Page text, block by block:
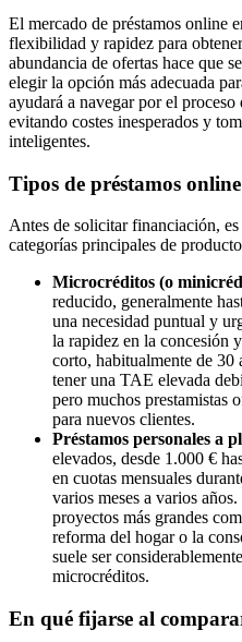
El mercado de préstamos online
flexibilidad y rapidez para
abundancia de ofertas hace que
elegir la opción más adecuada
ayudará a navegar por el
evitando costes inesperados y
inteligentes.
Tipos de préstamos
Antes de solicitar financiación,
categorías principales de
Microcréditos (o
reducido, generalmente
una necesidad puntual y
la rapidez en la concesión
corto, habitualmente de 30
tener una TAE elevada
pero muchos prestamistas
para nuevos clientes.
Préstamos personales a
elevados, desde 1.000 €
en cuotas mensuales
varios meses a varios
proyectos más grandes
reforma del hogar o la
suele ser
microcréditos.
En qué fijarse al